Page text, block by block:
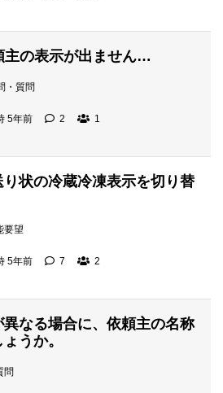
主の表示が出ません…
・質問
5年前 2 1
状の冷蔵冷凍表示を切り替
要望
5年前 7 2
なる場合に、依頼主の名称
うか。
問